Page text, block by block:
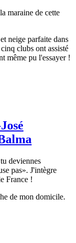
maraine de cette
neige parfaite dans
clubs ont assisté
même pu l'essayer !
deviennes
pas». J'intègre
France !
de mon domicile.